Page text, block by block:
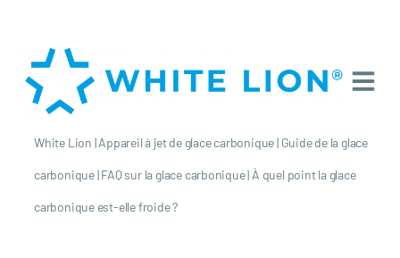
White Lion |Appareil à jet de glace carbonique| Guide de la glace
carbonique|FAQ sur la glace carbonique| À quel point la glace
carbonique est-elle froide ?